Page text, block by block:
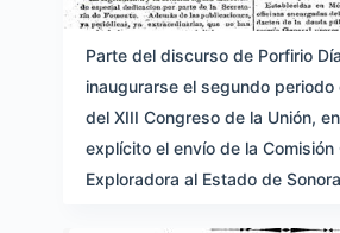
Parte del discurso de Porfirio
inaugurarse el segundo periodo
del XIII Congreso de la Unión,
explícito el envío de la Comisión
Exploradora al Estado de Sonora